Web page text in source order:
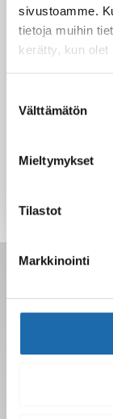
sivustoamme.
tietoja muihin
kerätty, kun olet
valinta
Välttämätön
Mieltymykset
Tilastot
Markkinointi
Saat